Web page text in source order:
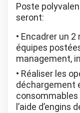
Poste
seront:
Encadrer un
équipes
management,
Réaliser les
déchargement
l’aide d’engins